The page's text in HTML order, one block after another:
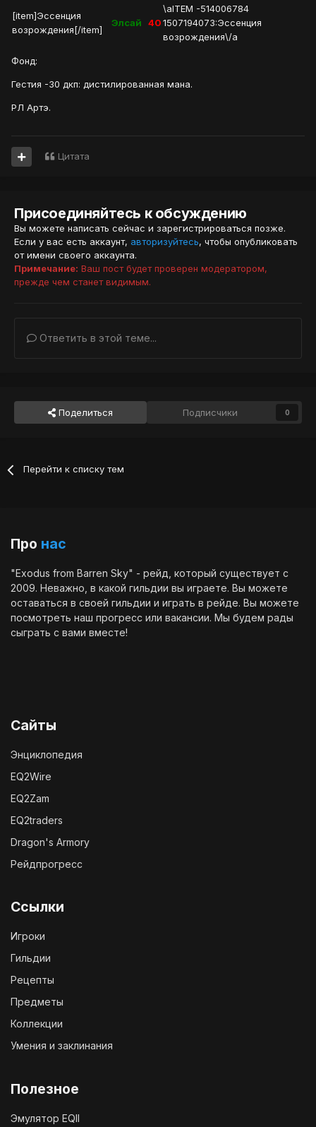
[item]Эссенция
возрождения[/item]
Элсай 40
\aITEM -514006784
1507194073:Эссенция
возрождения\/a
Фонд:
Гестия -30 дкп: дистилированная мана.
РЛ Артэ.
Цитата
Присоединяйтесь к обсуждению
Вы можете написать сейчас и зарегистрироваться позже.
Если у вас есть аккаунт, авторизуйтесь, чтобы опубликовать
от имени своего аккаунта.
Примечание: Ваш пост будет проверен модератором,
прежде чем станет видимым.
Ответить в этой теме...
Поделиться Подписчики 0
Перейти к списку тем
Про нас
"Exodus from Barren Sky" - рейд, который существует с
2009. Неважно, в какой гильдии вы играете. Вы можете
оставаться в своей гильдии и играть в рейде. Вы можете
посмотреть наш прогресс или вакансии. Мы будем рады
сыграть с вами вместе!
Сайты
Энциклопедия
EQ2Wire
EQ2Zam
EQ2traders
Dragon's Armory
Рейдпрогресс
Ссылки
Игроки
Гильдии
Рецепты
Предметы
Коллекции
Умения и заклинания
Полезное
Эмулятор EQII